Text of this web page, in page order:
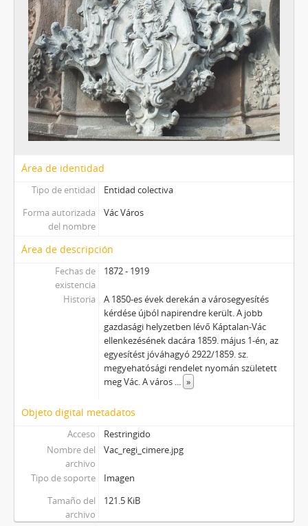
Área de identidad
Tipo de entidad
Entidad colectiva
Forma autorizada
del nombre
Vác Város
Área de descripción
Fechas de
existencia
1872 - 1919
Historia
A 1850-es évek derekán a városegyesítés
kérdése újból napirendre került. A jobb
gazdasági helyzetben lévő Káptalan-Vác
ellenkezésének dacára 1859. május 1-én, az
egyesítést jóváhagyó 2922/1859. sz.
megyehatósági rendelet nyomán született
meg Vác. A város ... »
Objeto digital metadatos
Acceso
Restringido
Nombre del
archivo
Vac_regi_cimere.jpg
Tipo de soporte
Imagen
Tamaño del
archivo
121.5 KiB